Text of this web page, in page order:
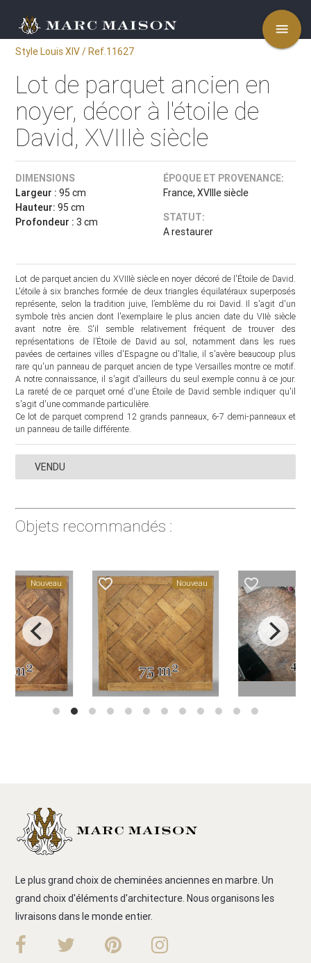
menu
Style Louis XIV / Ref.11627
Lot de parquet ancien en
noyer, décor à l'étoile de
David, XVIIIè siècle
DIMENSIONS
Largeur : 95 cm
Hauteur: 95 cm
Profondeur : 3 cm
ÉPOQUE ET PROVENANCE:
France, XVIIIe siècle
STATUT:
A restaurer
Lot de parquet ancien du XVIIIè siècle en noyer décoré de l'Étoile de David.
L'étoile à six branches formée de deux triangles équilatéraux superposés
représente, selon la tradition juive, l’emblème du roi David. Il s'agit d'un
symbole très ancien dont l'exemplaire le plus ancien date du VIIè siècle
avant notre ère. S'il semble relativement fréquent de trouver des
représentations de l’Étoile de David au sol, notamment dans les rues
pavées de certaines villes d'Espagne ou d'Italie, il s'avère beaucoup plus
rare qu'un panneau de parquet ancien de type Versailles montre ce motif.
A notre connaissance, il s'agit d'ailleurs du seul exemple connu à ce jour.
La rareté de ce parquet orné d'une Étoile de David semble indiquer qu'il
s'agit d'une commande particulière.
Ce lot de parquet comprend 12 grands panneaux, 6-7 demi-panneaux et
un panneau de taille différente.
VENDU
Objets recommandés :
Nouveau favorite_border Nouveau favorite_border
Le plus grand choix de cheminées anciennes en marbre. Un
grand choix d'éléments d'architecture. Nous organisons les
livraisons dans le monde entier.